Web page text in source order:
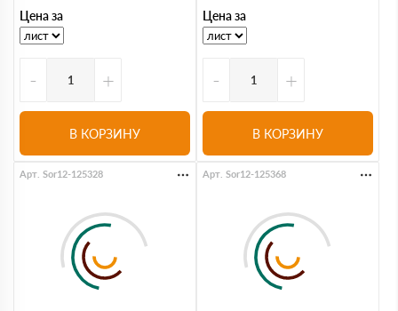
Цена за
- +
В КОРЗИНУ
Цена за
- +
В КОРЗИНУ
Арт. Sor12-125328 Арт. Sor12-125368